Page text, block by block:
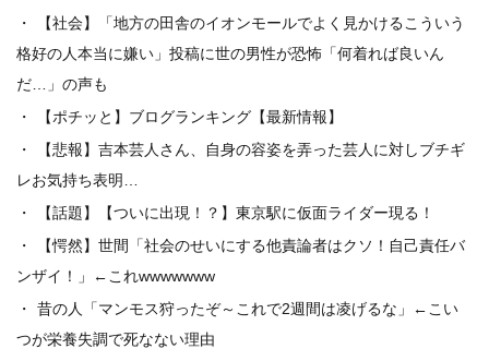
【社会】「地方の田舎のイオンモールでよく見かけるこういう
格好の人本当に嫌い」投稿に世の男性が恐怖「何着れば良いん
だ…」の声も
【ポチッと】ブログランキング【最新情報】
【悲報】吉本芸人さん、自身の容姿を弄った芸人に対しブチギ
レお気持ち表明…
【話題】【ついに出現！？】東京駅に仮面ライダー現る！
【愕然】世間「社会のせいにする他責論者はクソ！自己責任バ
ンザイ！」←これwwwwwww
昔の人「マンモス狩ったぞ～これで2週間は凌げるな」←こい
つが栄養失調で死なない理由